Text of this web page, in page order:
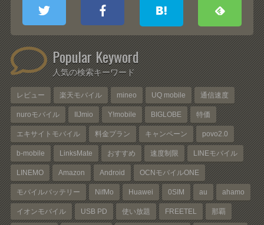
Popular Keyword
人気の検索キーワード
レビュー 楽天モバイル mineo UQ mobile 通信速度
nuroモバイル IIJmio Y!mobile BIGLOBE 特価
エキサイトモバイル 料金プラン キャンペーン povo2.0
b-mobile LinksMate おすすめ 速度制限 LINEモバイル
LINEMO Amazon Android OCNモバイルONE
モバイルバッテリー NifMo Huawei 0SIM au ahamo
イオンモバイル USB PD 使い放題 FREETEL 那覇